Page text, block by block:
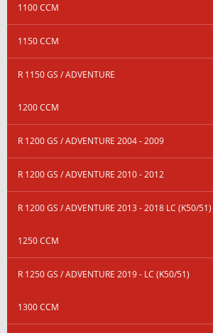
1100 CCM
1150 CCM
R 1150 GS / ADVENTURE
1200 CCM
R 1200 GS / ADVENTURE 2004 - 2009
R 1200 GS / ADVENTURE 2010 - 2012
R 1200 GS / ADVENTURE 2013 - 2018 LC (K50/51)
1250 CCM
R 1250 GS / ADVENTURE 2019 - LC (K50/51)
1300 CCM